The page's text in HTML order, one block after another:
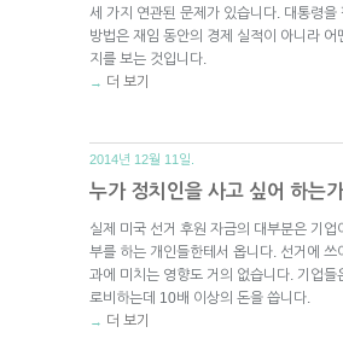
세 가지 연관된 문제가 있습니다. 대통령을
방법은 재임 동안의 경제 실적이 아니라 어
지를 보는 것입니다.
→ 더 보기
2014년 12월 11일.
누가 정치인을 사고 싶어 하는
실제 미국 선거 후원 자금의 대부분은 기업
부를 하는 개인들한테서 옵니다. 선거에 쓰
과에 미치는 영향도 거의 없습니다. 기업들
로비하는데 10배 이상의 돈을 씁니다.
→ 더 보기